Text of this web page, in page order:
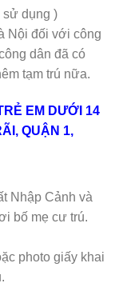
sử dụng )
Nội đối với công
dân đã có
tạm trú nữa.
EM DƯỚI 14
QUẬN 1,
Nhập Cảnh và
bố mẹ cư trú.
photo giấy khai